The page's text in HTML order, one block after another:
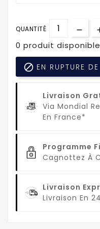
QUANTITÉ
0 produit
 EN RUPTURE
Livraison
Via Mondial
En France*
Programme
Cagnottez À
Livraison
Livraison En